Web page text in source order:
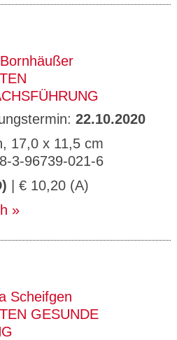
22.10.2020
17,0 x 11,5 cm
3-96739-021-6
| € 10,20 (A)
Scheifgen
GESUNDE